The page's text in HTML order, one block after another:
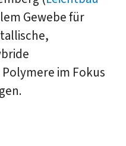
Gewebe für
im Fokus